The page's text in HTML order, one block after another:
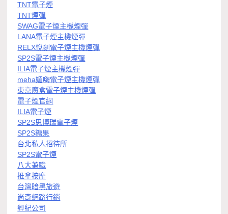
TNT電子煙
TNT煙彈
SWAG電子煙主機煙彈
LANA電子煙主機煙彈
RELX悅刻電子煙主機煙彈
SP2S電子煙主機煙彈
ILIA電子煙主機煙彈
meha媚嗨電子煙主機煙彈
東京魔盒電子煙主機煙彈
電子煙官網
ILIA電子煙
SP2S思博瑞電子煙
SP2S糖果
台北私人招待所
SP2S電子煙
八大兼職
推拿按摩
台灣暗黑旅遊
尚奇網路行銷
經紀公司